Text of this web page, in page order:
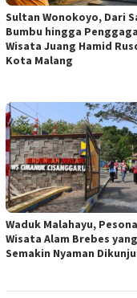
Sultan Wonokoyo, Dari
Bumbu hingga
Wisata Juang Hamid
Kota Malang
Waduk Malahayu, Pesona
Wisata Alam Brebes
Semakin Nyaman